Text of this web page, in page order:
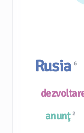
Rusia6
anunţ 2